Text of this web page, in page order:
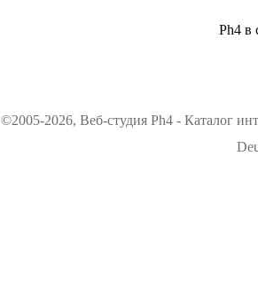
Ph4 в
©2005-2026, Веб-студия Ph4 - Каталог